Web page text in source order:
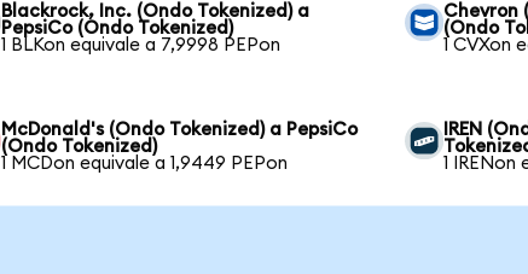
Blackrock, Inc. (Ondo Tokenized) a
PepsiCo (Ondo Tokenized)
1 BLKon equivale a 7,9998 PEPon
Chevron
(Ondo
1 CVXon
McDonald's (Ondo Tokenized) a PepsiCo
(Ondo Tokenized)
1 MCDon equivale a 1,9449 PEPon
IREN
1 IRENon